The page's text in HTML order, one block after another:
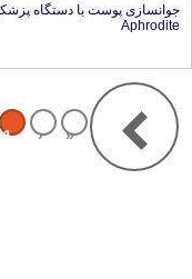
جوانسازی پوست با دستگاه پزشکی
Aphrodite
«
‹
1